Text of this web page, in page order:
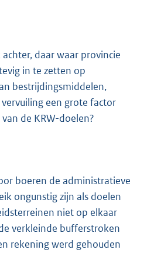
daar waar provincie
in te zetten op
bestrijdingsmiddelen,
een grote factor
de KRW-doelen?
boeren de administratieve
ongunstig zijn als doelen
niet op elkaar
verkleinde bufferstroken
rekening werd gehouden